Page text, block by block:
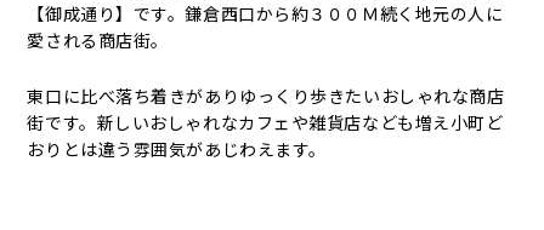
【御成通り】です。鎌倉西口から約３００Ｍ続く地元の人に
愛される商店街。
東口に比べ落ち着きがありゆっくり歩きたいおしゃれな商店
街です。新しいおしゃれなカフェや雑貨店なども増え小町ど
おりとは違う雰囲気があじわえます。